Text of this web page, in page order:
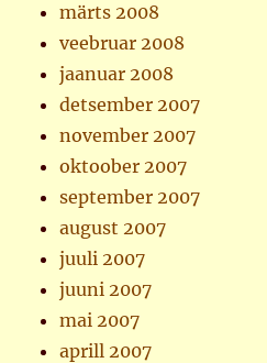
märts 2008
veebruar 2008
jaanuar 2008
detsember 2007
november 2007
oktoober 2007
september 2007
august 2007
juuli 2007
juuni 2007
mai 2007
aprill 2007